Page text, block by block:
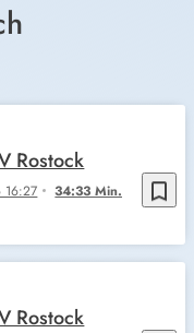
bookmark_border
16:27 34:33 Min.
Rostock
Rostock